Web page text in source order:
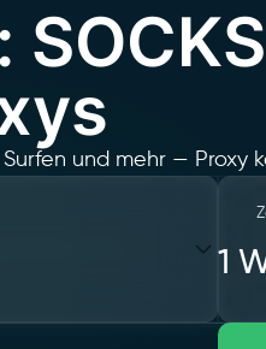
und mehr — Proxy
1